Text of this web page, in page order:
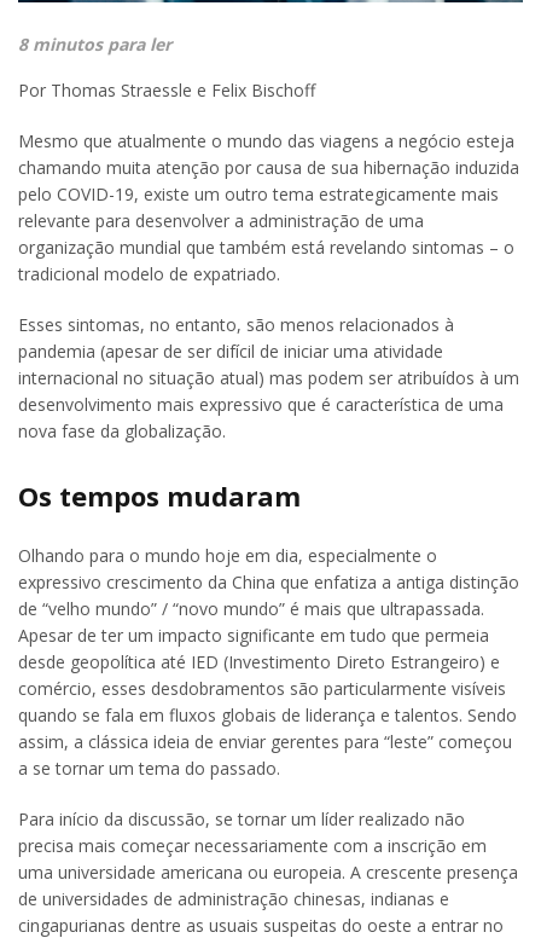
8 minutos para ler
Por Thomas Straessle e Felix Bischoff
Mesmo que atualmente o mundo das viagens a negócio esteja
chamando muita atenção por causa de sua hibernação induzida
pelo COVID-19, existe um outro tema estrategicamente mais
relevante para desenvolver a administração de uma
organização mundial que também está revelando sintomas – o
tradicional modelo de expatriado.
Esses sintomas, no entanto, são menos relacionados à
pandemia (apesar de ser difícil de iniciar uma atividade
internacional no situação atual) mas podem ser atribuídos à um
desenvolvimento mais expressivo que é característica de uma
nova fase da globalização.
Os tempos mudaram
Olhando para o mundo hoje em dia, especialmente o
expressivo crescimento da China que enfatiza a antiga distinção
de “velho mundo” / “novo mundo” é mais que ultrapassada.
Apesar de ter um impacto significante em tudo que permeia
desde geopolítica até IED (Investimento Direto Estrangeiro) e
comércio, esses desdobramentos são particularmente visíveis
quando se fala em fluxos globais de liderança e talentos. Sendo
assim, a clássica ideia de enviar gerentes para “leste” começou
a se tornar um tema do passado.
Para início da discussão, se tornar um líder realizado não
precisa mais começar necessariamente com a inscrição em
uma universidade americana ou europeia. A crescente presença
de universidades de administração chinesas, indianas e
cingapurianas dentre as usuais suspeitas do oeste a entrar no